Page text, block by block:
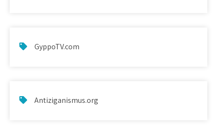
GyppoTV.com
Antiziganismus.org